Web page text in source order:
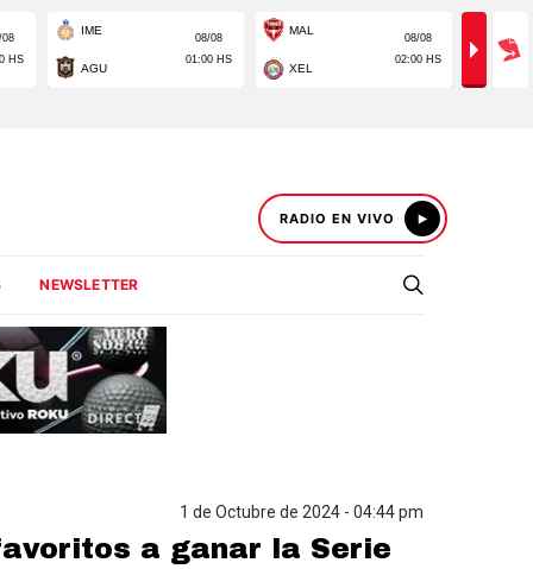
RADIO EN VIVO
NEWSLETTER
1 de Octubre de 2024 - 04:44 pm
a ganar la Serie